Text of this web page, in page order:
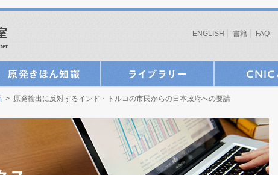
ENGLISH 書籍 FAQ
> 原発輸出に反対するインド・トルコの市民からの日本政府への要請